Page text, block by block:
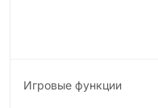
Игровые функции